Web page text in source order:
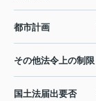
都市計画
その他法令上の制限
国土法届出要否